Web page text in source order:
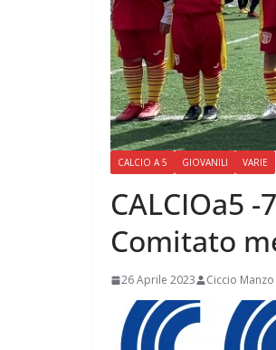
CALCIO A 5 GIOVANILI VARIE
CALCIOa5
Comitato
26 Aprile 2023 Ciccio Manzo